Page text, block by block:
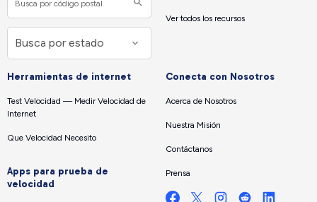
Ver todos los recursos
Herramientas de internet
Test Velocidad — Medir Velocidad de
Internet
Que Velocidad Necesito
Apps para prueba de
velocidad
Conecta con Nosotros
Acerca de Nosotros
Nuestra Misión
Contáctanos
Prensa